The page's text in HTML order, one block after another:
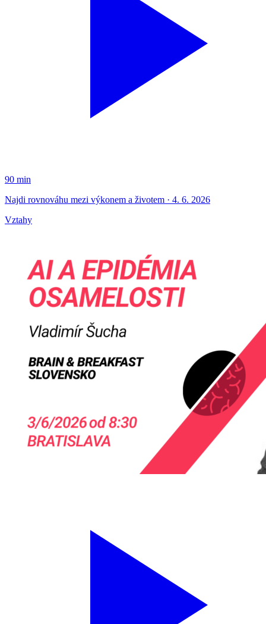
90 min
Najdi rovnováhu mezi výkonem a životem · 4. 6. 2026
Vztahy